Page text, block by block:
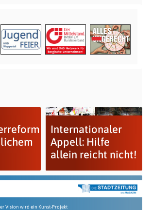
Internationaler
Appell: Hilfe
allein reicht nicht!
Vision wird ein Kunst-Projekt